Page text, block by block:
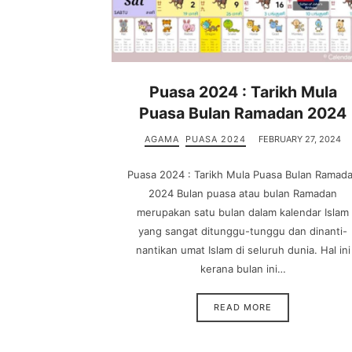
Puasa 2024 : Tarikh Mula
Puasa Bulan Ramadan 2024
AGAMA PUASA 2024 FEBRUARY 27, 2024
Puasa 2024 : Tarikh Mula Puasa Bulan
2024 Bulan puasa atau bulan Ramadan
merupakan satu bulan dalam kalendar Islam
yang sangat ditunggu-tunggu dan dinanti-
nantikan umat Islam di seluruh dunia. Hal ini
kerana bulan ini…
READ MORE